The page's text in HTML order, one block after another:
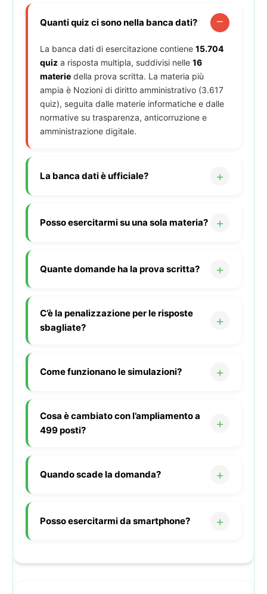
Quanti quiz ci sono nella banca dati?
La banca dati di esercitazione contiene 15.704
quiz a risposta multipla, suddivisi nelle 16
materie della prova scritta. La materia più
ampia è Nozioni di diritto amministrativo (3.617
quiz), seguita dalle materie informatiche e dalle
normative su trasparenza, anticorruzione e
amministrazione digitale.
La banca dati è ufficiale?
Posso esercitarmi su una sola materia?
Quante domande ha la prova scritta?
C’è la penalizzazione per le risposte
sbagliate?
Come funzionano le simulazioni?
Cosa è cambiato con l’ampliamento a
499 posti?
Quando scade la domanda?
Posso esercitarmi da smartphone?